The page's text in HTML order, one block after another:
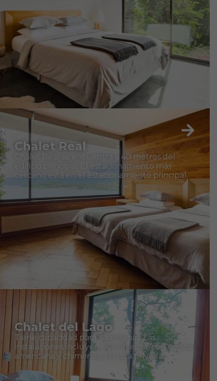
Chalet Real
Chalet Real se encuentra a 40 metros del
edificio principal. El estacionamiento más
cercano está en el estacionamiento principal.
Chalet del Lago
Tiene capacidad para 4 personas. Las
instalaciones incluyen sala de estar con cocina
americana y chimenea, terraza privada.